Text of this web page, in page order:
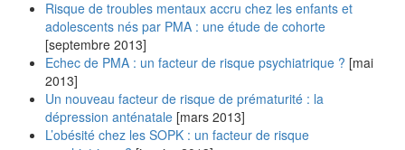
Risque de troubles mentaux accru chez les enfants et
adolescents nés par PMA : une étude de cohorte
[septembre 2013]
Echec de PMA : un facteur de risque psychiatrique ? [mai
2013]
Un nouveau facteur de risque de prématurité : la
dépression anténatale [mars 2013]
L’obésité chez les SOPK : un facteur de risque